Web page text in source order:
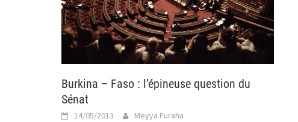
Burkina – Faso : l’épineuse question du
Sénat
14/05/2013 Meyya Furaha